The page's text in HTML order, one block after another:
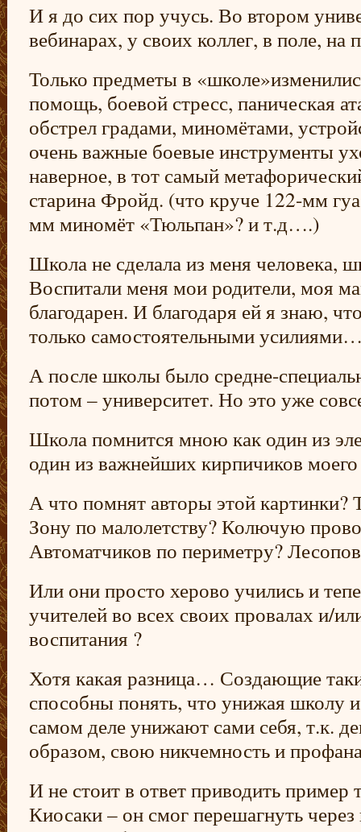
И я до сих пор учусь. Во втором
вебинарах, у своих коллег, в поле,
Только предметы в
помощь, боевой стресс, паническая
обстрел градами, миномётами,
очень важные боевые инструменты
наверное, в тот самый
старина Фройд. (что круче 122-мм
мм миномёт «Тюльпан»? и т.д….)
Школа не сделала из меня человека,
Воспитали меня мои родители, моя
благодарен. И благодаря ей я знаю,
только самостоятельными
А после школы было средне-
потом – университет. Но это уже
Школа помнится мною как один из
один из важнейших кирпичиков моего
А что помнят авторы этой
Зону по малолетству? Колючую
Автоматчиков по периметру?
Или они просто херово учились и
учителей во всех своих провалах и/
воспитания ?
Хотя какая разница… Создающие
способны понять, что унижая школу
самом деле унижают сами себя, т.к.
образом, свою никчемность и
И не стоит в ответ приводить пример
Киосаки – он смог перешагнуть